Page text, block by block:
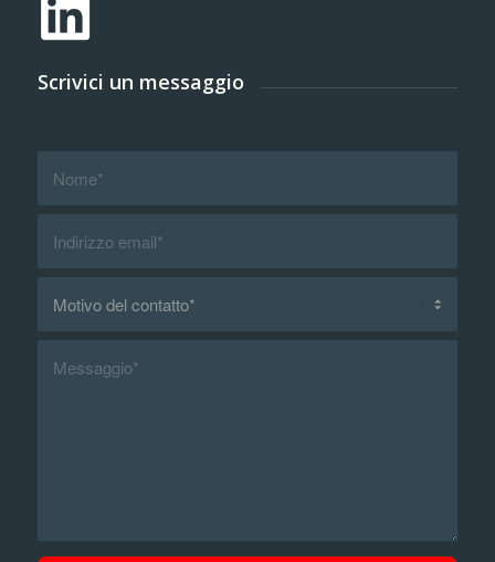
Scrivici un messaggio